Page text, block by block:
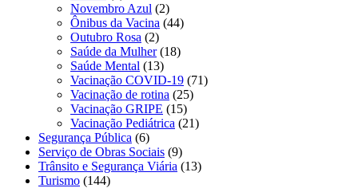
Novembro Azul (2)
Ônibus da Vacina (44)
Outubro Rosa (2)
Saúde da Mulher(18)
Saúde Mental (13)
Vacinação COVID-19 (71)
Vacinação de rotina (25)
Vacinação GRIPE (15)
Vacinação Pediátrica (21)
Segurança Pública (6)
Serviço de Obras Sociais (9)
Trânsito e Segurança Viária (13)
Turismo (144)